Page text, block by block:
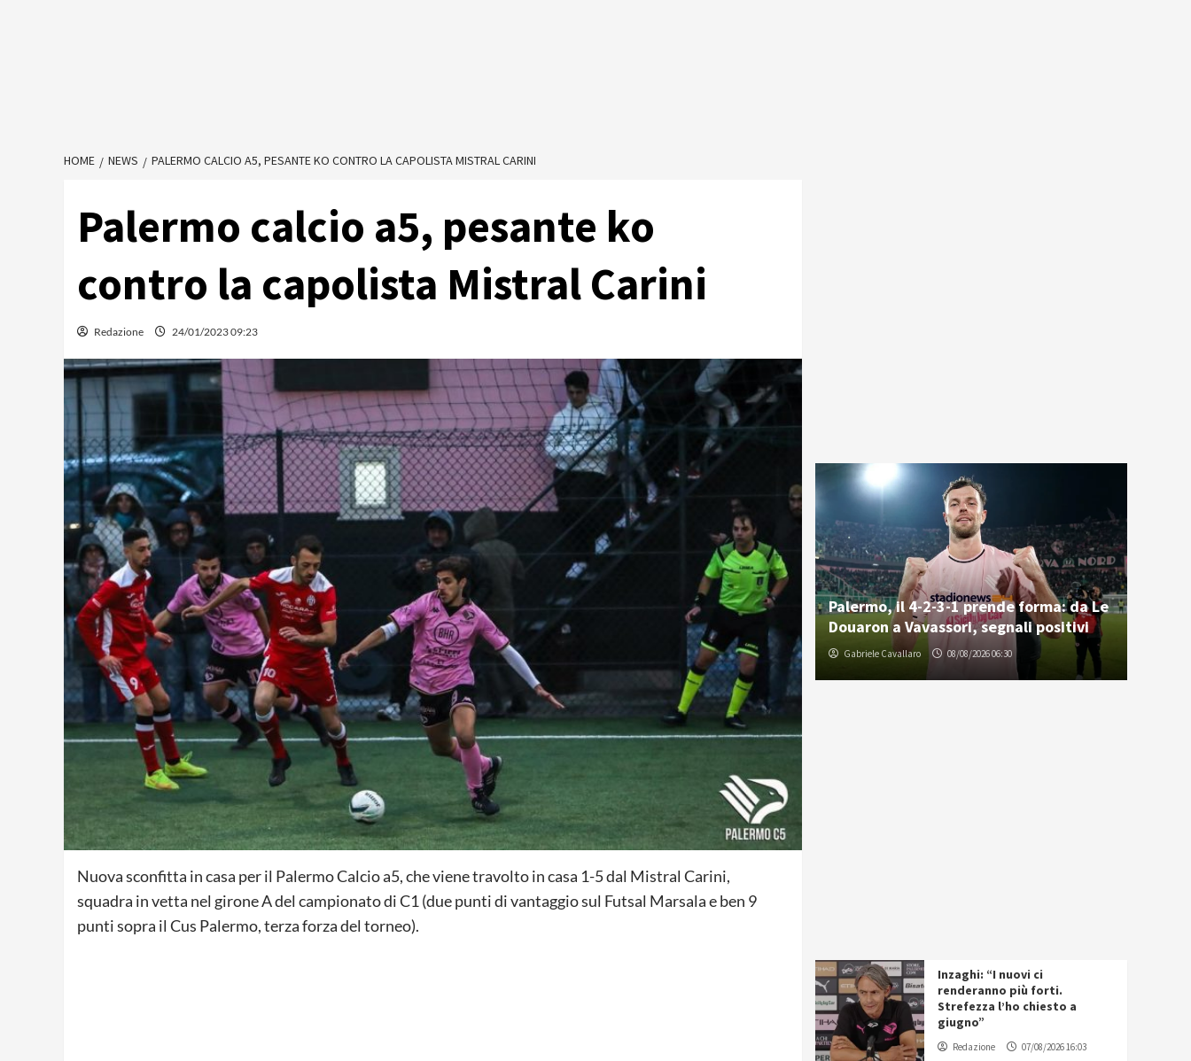
HOME NEWS PALERMO CALCIO A5, PESANTE KO CONTRO LA CAPOLISTA MISTRAL CARINI
Palermo calcio a5, pesante ko
contro la capolista Mistral Carini
Redazione 24/01/2023 09:23
Nuova sconfitta in casa per il Palermo Calcio a5, che viene travolto in casa 1-5 dal Mistral Carini,
squadra in vetta nel girone A del campionato di C1 (due punti di vantaggio sul Futsal Marsala e ben 9
punti sopra il Cus Palermo, terza forza del torneo).
Palermo, il 4-2-3-1 prende forma: da Le
Douaron a Vavassori, segnali positivi
Gabriele Cavallaro 08/08/2026 06:30
Inzaghi: “I nuovi ci
renderanno più forti.
Strefezza l’ho chiesto a
giugno”
Redazione 07/08/2026 16:03